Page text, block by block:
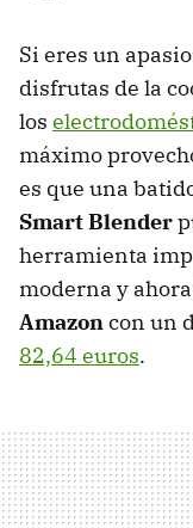
Si eres un
disfrutas de la
los
máximo
es que una
Smart Blender
herramienta
moderna y
Amazoncon un
82,64 euros.